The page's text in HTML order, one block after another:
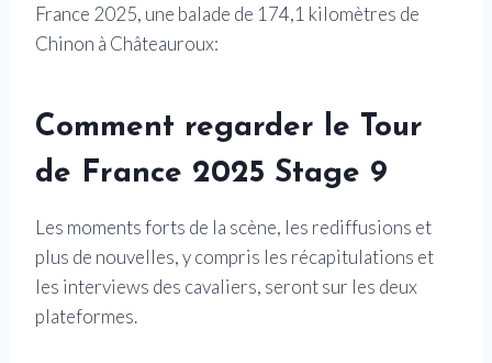
France 2025, une balade de 174,1 kilomètres de
Chinon à Châteauroux:
Comment regarder le Tour
de France 2025 Stage 9
Les moments forts de la scène, les rediffusions et
plus de nouvelles, y compris les récapitulations et
les interviews des cavaliers, seront sur les deux
plateformes.